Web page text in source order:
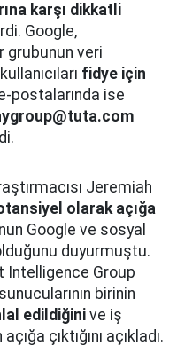
karşı dikkatli
Google,
grubunun veri
fidye için
postalarında ise
Jeremiah
olarak açığa
Google ve sosyal
duyurmuştu.
Intelligence Group
birinin
edildiğini ve iş
çıktığını açıkladı.